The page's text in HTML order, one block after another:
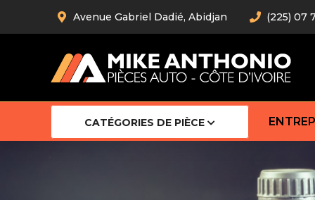
Avenue Gabriel Dadié, Abidjan (225) 07
CATÉGORIES DE PIÈCE